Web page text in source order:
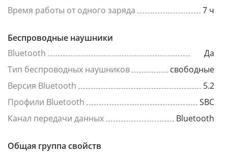
Время работы от одного заряда
7 ч
Беспроводные наушники
Bluetooth
Да
Тип беспроводных наушников
свободные
Версия Bluetooth
5.2
Профили Bluetooth
SBC
Канал передачи данных
Bluetooth
Общая группа свойств